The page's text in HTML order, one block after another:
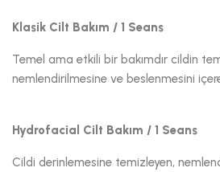
Klasik Cilt Bakım / 1 Seans
Temel ama etkili bir bakımdır cildin
nemlendirilmesine ve beslenmesini
Hydrofacial Cilt Bakım / 1 Seans
Cildi derinlemesine temizleyen,